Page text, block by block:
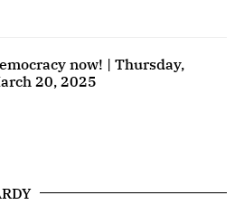
now! | Thursday,
20, 2025